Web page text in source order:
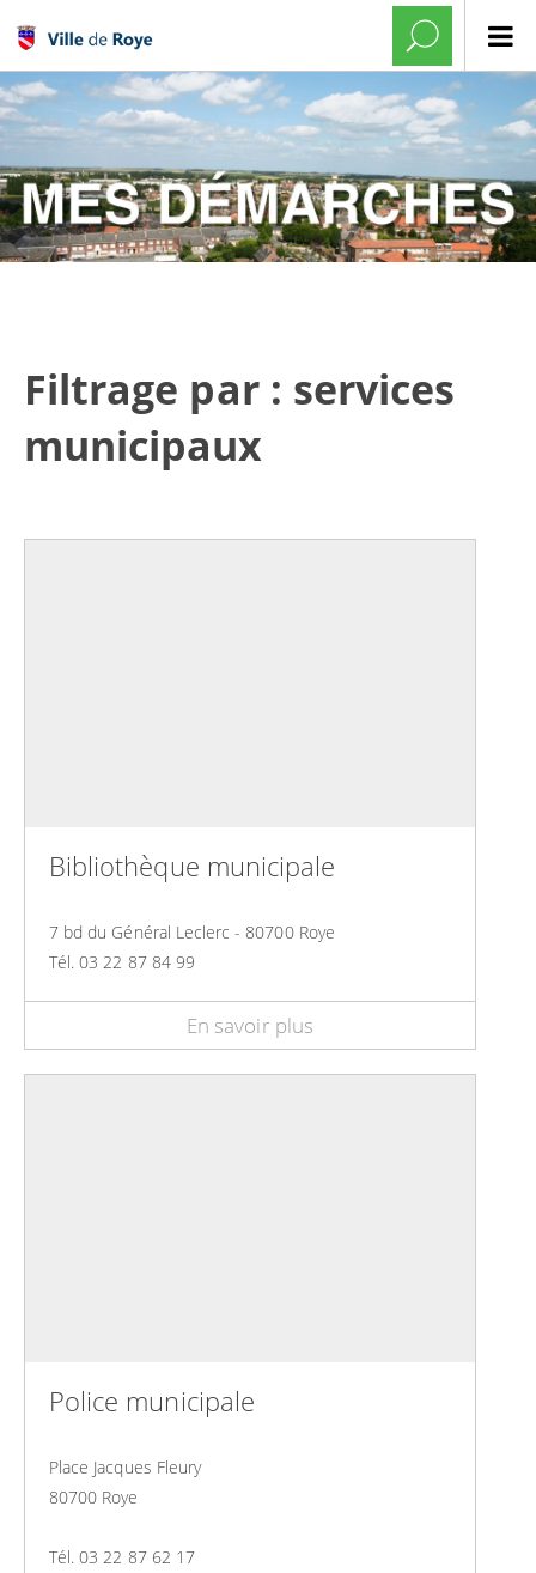
Filtrage par : services
municipaux
Bibliothèque municipale
7 bd du Général Leclerc - 80700 Roye
Tél. 03 22 87 84 99
En savoir plus
Police municipale
Place Jacques Fleury
80700 Roye
Tél. 03 22 87 62 17